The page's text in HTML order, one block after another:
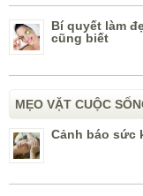
Bí quyết làm
cũng biết
MẸO VẶT CUỘC
Cảnh báo sức